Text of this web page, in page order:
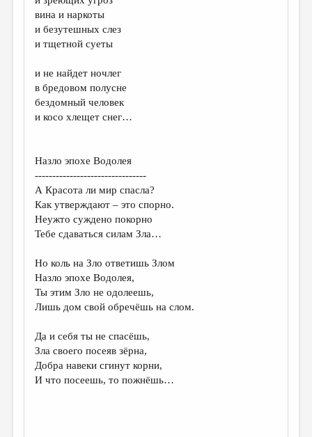
вина и наркоты
и безутешных слез
и тщетной суеты
и не найдет ночлег
в бредовом полусне
бездомный человек
и косо хлещет снег…
Назло эпохе Водолея
--------------------------------
А Красота ли мир спасла?
Как утверждают – это спорно.
Неужто суждено покорно
Тебе сдаваться силам Зла…
Но коль на Зло ответишь Злом
Назло эпохе Водолея,
Ты этим Зло не одолеешь,
Лишь дом свой обречёшь на слом.
Да и себя ты не спасёшь,
Зла своего посеяв зёрна,
Добра навеки сгинут корни,
И что посеешь, то пожнёшь…